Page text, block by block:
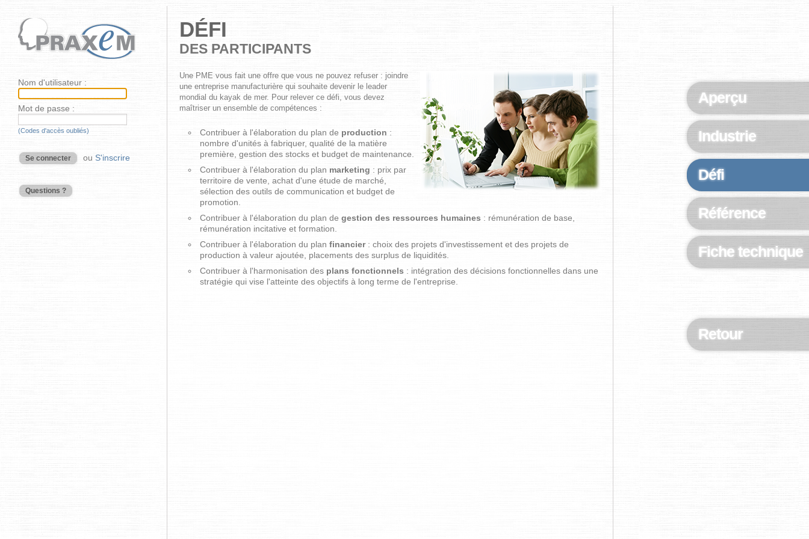
Nom d'utilisateur :
Mot de passe :
(Codes d'accès oubliés)
Se connecter ou S'inscrire
Questions ?
Aperçu
Industrie
Défi
Référence
Fiche technique
Retour
DÉFI
DES PARTICIPANTS
Une PME vous fait une offre que vous ne pouvez refuser : joindre
une entreprise manufacturière qui souhaite devenir le leader
mondial du kayak de mer. Pour relever ce défi, vous devez
maîtriser un ensemble de compétences :
Contribuer à l'élaboration du plan de production :
nombre d'unités à fabriquer, qualité de la matière
première, gestion des stocks et budget de maintenance.
Contribuer à l'élaboration du plan marketing : prix par
territoire de vente, achat d'une étude de marché,
sélection des outils de communication et budget de
promotion.
Contribuer à l'élaboration du plan de gestion des ressources humaines : rémunération de base,
rémunération incitative et formation.
Contribuer à l'élaboration du plan financier: choix des projets d'investissement et des projets de
production à valeur ajoutée, placements des surplus de liquidités.
Contribuer à l'harmonisation des plans fonctionnels : intégration des décisions fonctionnelles dans une
stratégie qui vise l'atteinte des objectifs à long terme de l'entreprise.